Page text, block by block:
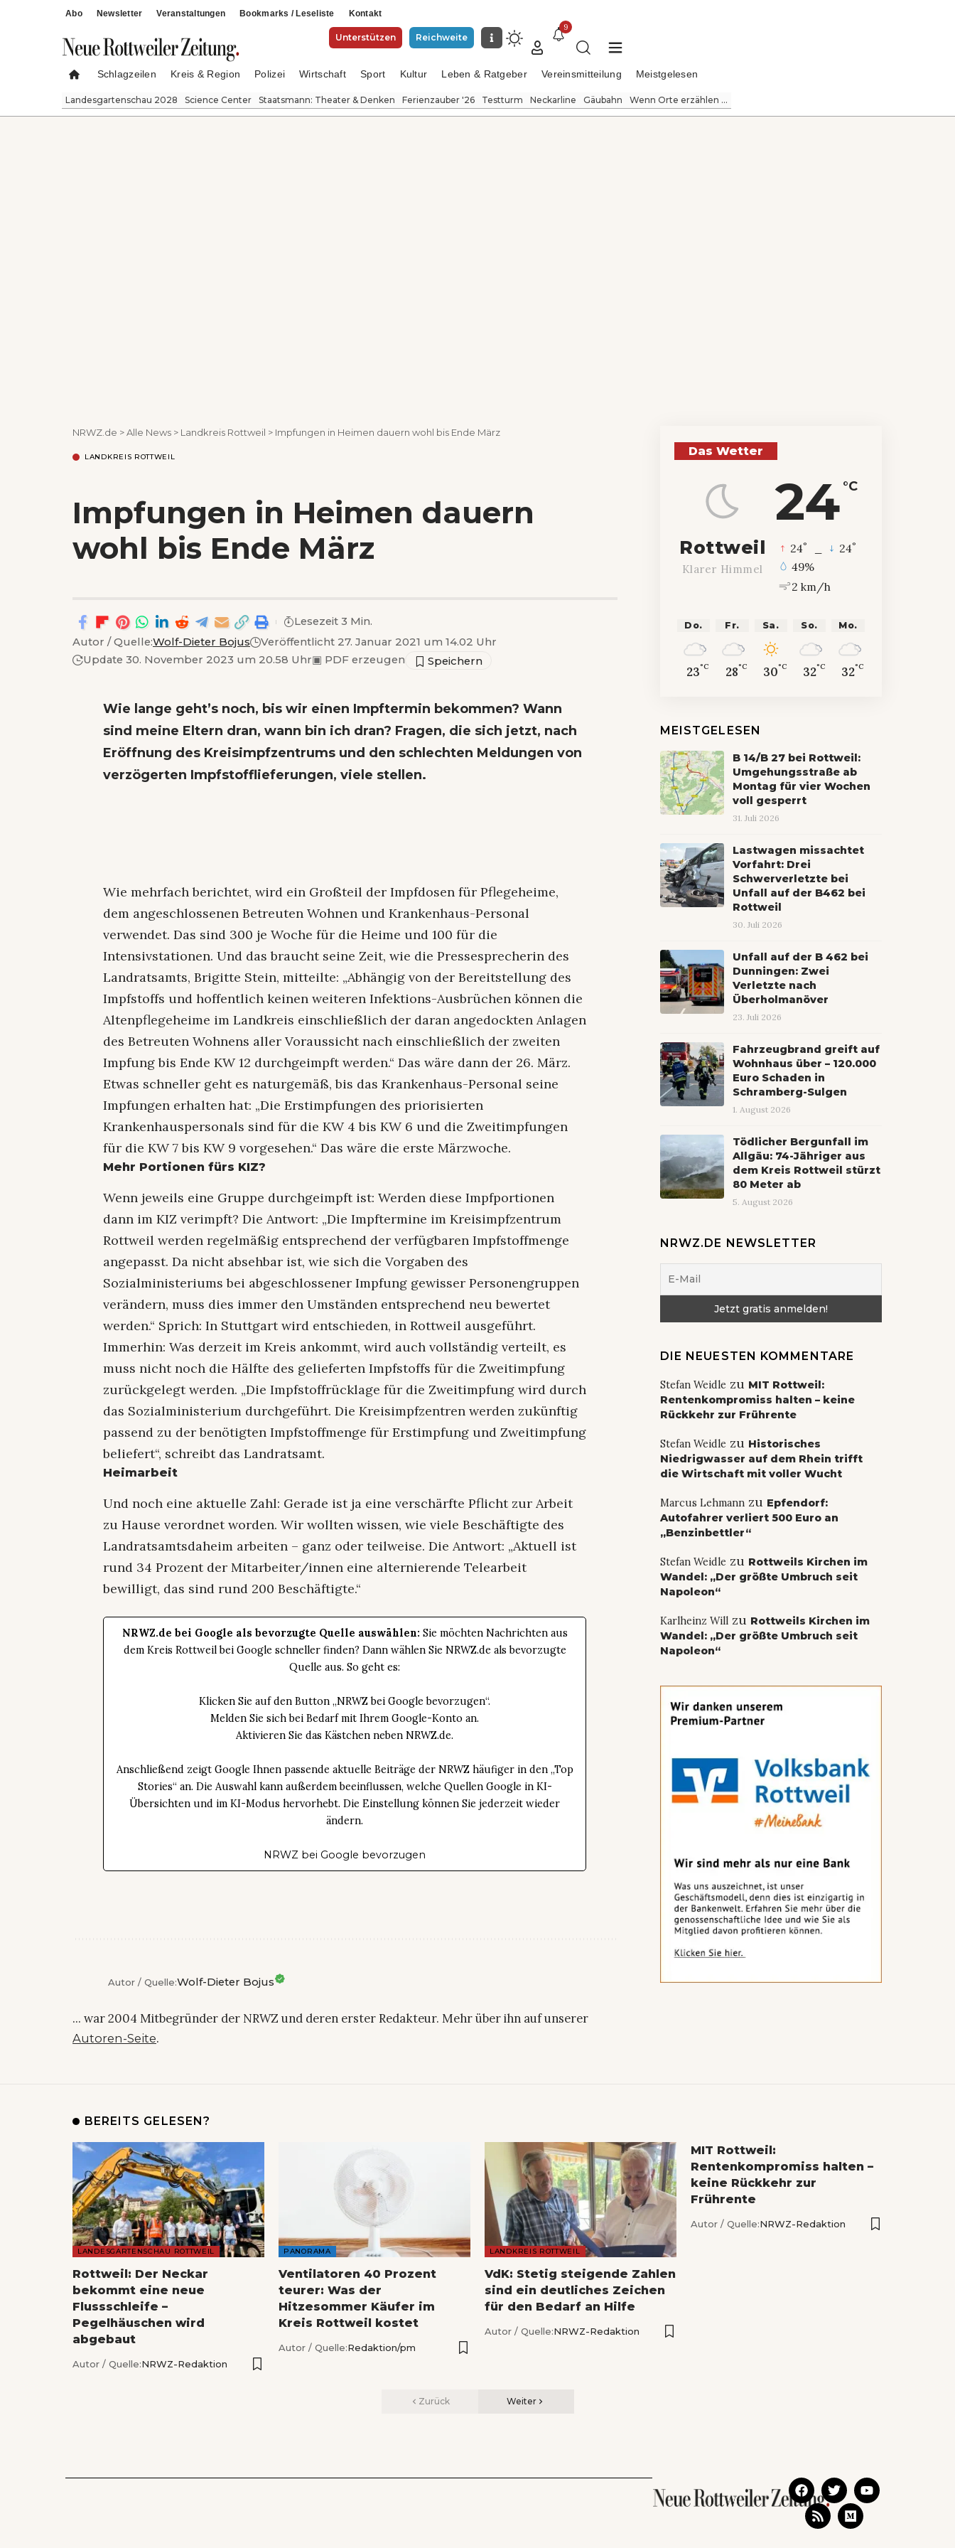
Abo Newsletter Veranstaltungen Bookmarks / Leseliste Kontakt
Unterstützen Reichweite
9
Schlagzeilen Kreis & Region Polizei Wirtschaft Sport Kultur Leben & Ratgeber Vereinsmitteilung Meistgelesen
Landesgartenschau 2028 Science Center Staatsmann: Theater & Denken Ferienzauber '26 Testturm Neckarline Gäubahn Wenn Orte erzählen ...
NRWZ.de >Alle News > Landkreis Rottweil > Impfungen in Heimen dauern wohl bis Ende März
LANDKREIS ROTTWEIL
Impfungen in Heimen dauern
wohl bis Ende März
Autor / Quelle:Wolf-Dieter Bojus
Veröffentlicht 27. Januar 2021 um 14.02 Uhr
Update 30. November 2023 um 20.58 Uhr▣ PDF erzeugen
Lesezeit 3 Min.
Wie lange geht’s noch, bis wir einen Impftermin bekommen? Wann
sind meine Eltern dran, wann bin ich dran? Fragen, die sich jetzt, nach
Eröffnung des Kreisimpfzentrums und den schlechten Meldungen von
verzögerten Impfstofflieferungen, viele stellen.
Wie mehrfach berichtet, wird ein Großteil der Impfdosen für Pflegeheime,
dem angeschlossenen Betreuten Wohnen und Krankenhaus-Personal
verwendet. Das sind 300 je Woche für die Heime und 100 für die
Intensivstationen. Und das braucht seine Zeit, wie die Pressesprecherin des
Landratsamts, Brigitte Stein, mitteilte: „Abhängig von der Bereitstellung des
Impfstoffs und hoffentlich keinen weiteren Infektions-Ausbrüchen können die
Altenpflegeheime im Landkreis einschließlich der daran angedockten Anlagen
des Betreuten Wohnens aller Voraussicht nach einschließlich der zweiten
Impfung bis Ende KW 12 durchgeimpft werden.“ Das wäre dann der 26. März.
Etwas schneller geht es naturgemäß, bis das Krankenhaus-Personal seine
Impfungen erhalten hat: „Die Erstimpfungen des priorisierten
Krankenhauspersonals sind für die KW 4 bis KW 6 und die Zweitimpfungen
für die KW 7 bis KW 9 vorgesehen.“ Das wäre die erste Märzwoche.
Mehr Portionen fürs KIZ?
Wenn jeweils eine Gruppe durchgeimpft ist: Werden diese Impfportionen
dann im KIZ verimpft? Die Antwort: „Die Impftermine im Kreisimpfzentrum
Rottweil werden regelmäßig entsprechend der verfügbaren Impfstoffmenge
angepasst. Da nicht absehbar ist, wie sich die Vorgaben des
Sozialministeriums bei abgeschlossener Impfung gewisser Personengruppen
verändern, muss dies immer den Umständen entsprechend neu bewertet
werden.“ Sprich: In Stuttgart wird entschieden, in Rottweil ausgeführt.
Immerhin: Was derzeit im Kreis ankommt, wird auch vollständig verteilt, es
muss nicht noch die Hälfte des gelieferten Impfstoffs für die Zweitimpfung
zurückgelegt werden. „Die Impfstoffrücklage für die Zweitimpfung wird durch
das Sozialministerium durchgeführt. Die Kreisimpfzentren werden zukünftig
passend zu der benötigten Impfstoffmenge für Erstimpfung und Zweitimpfung
beliefert“, schreibt das Landratsamt.
Heimarbeit
Und noch eine aktuelle Zahl: Gerade ist ja eine verschärfte Pflicht zur Arbeit
zu Hause verordnet worden. Wir wollten wissen, wie viele Beschäftigte des
Landratsamtsdaheim arbeiten – ganz oder teilweise. Die Antwort: „Aktuell ist
rund 34 Prozent der Mitarbeiter/innen eine alternierende Telearbeit
bewilligt, das sind rund 200 Beschäftigte.“
NRWZ.de bei Google als bevorzugte Quelle auswählen: Sie möchten Nachrichten aus
dem Kreis Rottweil bei Google schneller finden? Dann wählen Sie NRWZ.de als bevorzugte
Quelle aus. So geht es:
Klicken Sie auf den Button „NRWZ bei Google bevorzugen“.
Melden Sie sich bei Bedarf mit Ihrem Google-Konto an.
Aktivieren Sie das Kästchen neben NRWZ.de.
Anschließend zeigt Google Ihnen passende aktuelle Beiträge der NRWZ häufiger in den „Top
Stories“ an. Die Auswahl kann außerdem beeinflussen, welche Quellen Google in KI-
Übersichten und im KI-Modus hervorhebt. Die Einstellung können Sie jederzeit wieder
ändern.
NRWZ bei Google bevorzugen
Autor / Quelle:Wolf-Dieter Bojus
... war 2004 Mitbegründer der NRWZ und deren erster Redakteur. Mehr über ihn auf unserer
Autoren-Seite.
Das Wetter
24 °C
Rottweil
Klarer Himmel
24° 24°
49%
2 km/h
Do.
23°C
Fr.
28°C
Sa.
30°C
So.
32°C
Mo.
32°C
MEISTGELESEN
B 14/B 27 bei Rottweil:
Umgehungsstraße ab
Montag für vier Wochen
voll gesperrt
31. Juli 2026
Lastwagen missachtet
Vorfahrt: Drei
Schwerverletzte bei
Unfall auf der B462 bei
Rottweil
30. Juli 2026
Unfall auf der B 462 bei
Dunningen: Zwei
Verletzte nach
Überholmanöver
23. Juli 2026
Fahrzeugbrand greift auf
Wohnhaus über – 120.000
Euro Schaden in
Schramberg-Sulgen
1. August 2026
Tödlicher Bergunfall im
Allgäu: 74-Jähriger aus
dem Kreis Rottweil stürzt
80 Meter ab
5. August 2026
NRWZ.DE NEWSLETTER
DIE NEUESTEN KOMMENTARE
Stefan Weidle zu MIT Rottweil:
Rentenkompromiss halten – keine
Rückkehr zur Frührente
Stefan Weidle zu Historisches
Niedrigwasser auf dem Rhein trifft
die Wirtschaft mit voller Wucht
Marcus Lehmannzu Epfendorf:
Autofahrer verliert 500 Euro an
„Benzinbettler“
Stefan Weidle zu Rottweils Kirchen im
Wandel: „Der größte Umbruch seit
Napoleon“
Karlheinz Willzu Rottweils Kirchen im
Wandel: „Der größte Umbruch seit
Napoleon“
BEREITS GELESEN?
LANDESGARTENSCHAU ROTTWEIL
Rottweil: Der Neckar
bekommt eine neue
Flussschleife –
Pegelhäuschen wird
abgebaut
Autor / Quelle:NRWZ-Redaktion
PANORAMA
Ventilatoren 40 Prozent
teurer: Was der
Hitzesommer Käufer im
Kreis Rottweil kostet
Autor / Quelle:Redaktion/pm
LANDKREIS ROTTWEIL
VdK: Stetig steigende Zahlen
sind ein deutliches Zeichen
für den Bedarf an Hilfe
Autor / Quelle:NRWZ-Redaktion
MIT Rottweil:
Rentenkompromiss halten –
keine Rückkehr zur
Frührente
Autor / Quelle:NRWZ-Redaktion
Zurück Weiter